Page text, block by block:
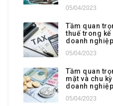
05/04/2023
Tầm quan
thuế trong
doanh nghiệp
05/04/2023
Tầm quan
mặt và chu
doanh nghiệp
05/04/2023